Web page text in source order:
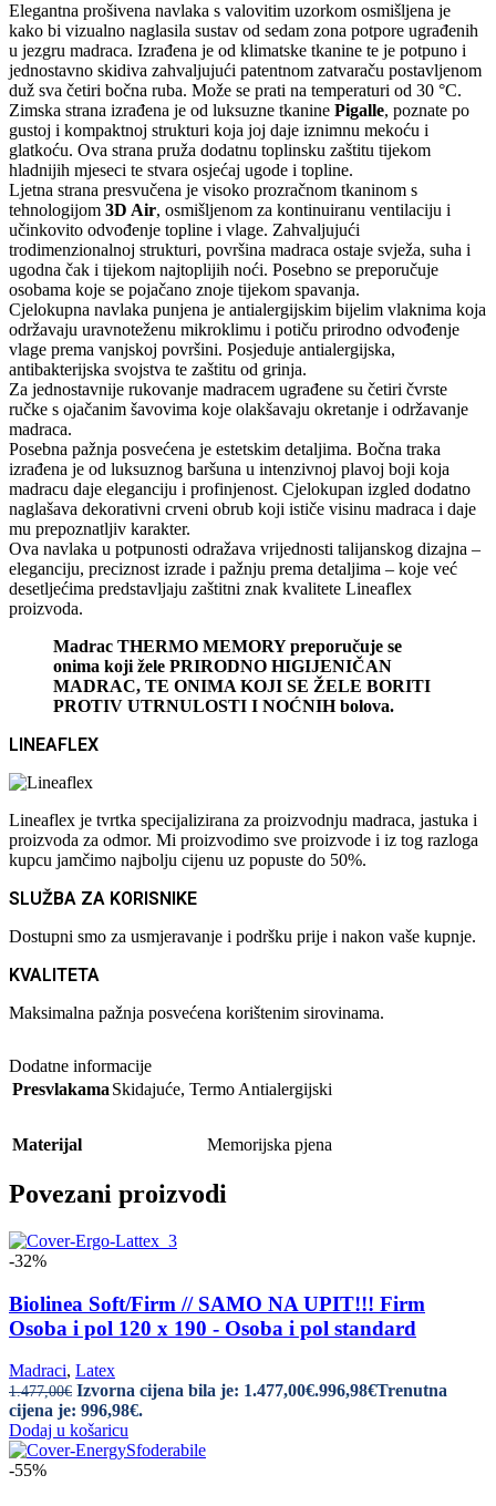
Elegantna prošivena navlaka s valovitim uzorkom osmišljena je
kako bi vizualno naglasila sustav od sedam zona potpore ugrađenih
u jezgru madraca. Izrađena je od klimatske tkanine te je potpuno i
jednostavno skidiva zahvaljujući patentnom zatvaraču postavljenom
duž sva četiri bočna ruba. Može se prati na temperaturi od 30 °C.
Zimska strana izrađena je od luksuzne tkanine Pigalle, poznate po
gustoj i kompaktnoj strukturi koja joj daje iznimnu mekoću i
glatkoću. Ova strana pruža dodatnu toplinsku zaštitu tijekom
hladnijih mjeseci te stvara osjećaj ugode i topline.
Ljetna strana presvučena je visoko prozračnom tkaninom s
tehnologijom 3D Air, osmišljenom za kontinuiranu ventilaciju i
učinkovito odvođenje topline i vlage. Zahvaljujući
trodimenzionalnoj strukturi, površina madraca ostaje svježa, suha i
ugodna čak i tijekom najtoplijih noći. Posebno se preporučuje
osobama koje se pojačano znoje tijekom spavanja.
Cjelokupna navlaka punjena je antialergijskim bijelim vlaknima koja
održavaju uravnoteženu mikroklimu i potiču prirodno odvođenje
vlage prema vanjskoj površini. Posjeduje antialergijska,
antibakterijska svojstva te zaštitu od grinja.
Za jednostavnije rukovanje madracem ugrađene su četiri čvrste
ručke s ojačanim šavovima koje olakšavaju okretanje i održavanje
madraca.
Posebna pažnja posvećena je estetskim detaljima. Bočna traka
izrađena je od luksuznog baršuna u intenzivnoj plavoj boji koja
madracu daje eleganciju i profinjenost. Cjelokupan izgled dodatno
naglašava dekorativni crveni obrub koji ističe visinu madraca i daje
mu prepoznatljiv karakter.
Ova navlaka u potpunosti odražava vrijednosti talijanskog dizajna –
eleganciju, preciznost izrade i pažnju prema detaljima – koje već
desetljećima predstavljaju zaštitni znak kvalitete Lineaflex
proizvoda.
Madrac THERMO MEMORY preporučuje se
onima koji žele PRIRODNO HIGIJENIČAN
MADRAC, TE ONIMA KOJI SE ŽELE BORITI
PROTIV UTRNULOSTI I NOĆNIH bolova.
LINEAFLEX
Lineaflex je tvrtka specijalizirana za proizvodnju madraca, jastuka i
proizvoda za odmor. Mi proizvodimo sve proizvode i iz tog razloga
kupcu jamčimo najbolju cijenu uz popuste do 50%.
SLUŽBA ZA KORISNIKE
Dostupni smo za usmjeravanje i podršku prije i nakon vaše kupnje.
KVALITETA
Maksimalna pažnja posvećena korištenim sirovinama.
Dodatne informacije
Presvlakama Skidajuće, Termo Antialergijski
Materijal Memorijska pjena
Povezani proizvodi
-32%
Biolinea Soft/Firm // SAMO NA UPIT!!! Firm
Osoba i pol 120 x 190 - Osoba i pol standard
Madraci, Latex
1.477,00€ Izvorna cijena bila je: 1.477,00€.996,98€Trenutna
cijena je: 996,98€.
Dodaj u košaricu
-55%